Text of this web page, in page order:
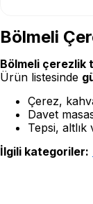
Bölmeli
Bölmeli çerezlik
Ürün listesinde
Çerez,
Davet
Tepsi,
İlgili kategoriler: